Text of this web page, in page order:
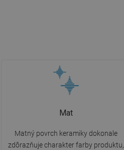
Mat
Matný povrch keramiky dokonale
zdôrazňuje charakter farby produktu,